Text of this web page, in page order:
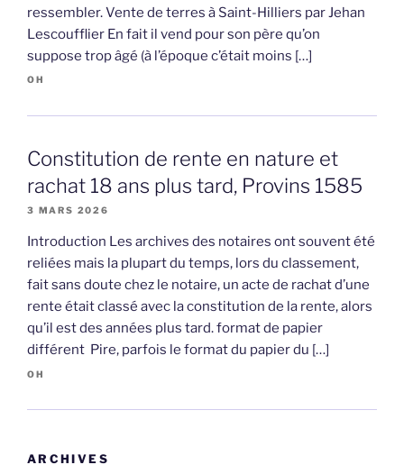
ressembler. Vente de terres à Saint-Hilliers par Jehan
Lescoufflier En fait il vend pour son père qu’on
suppose trop âgé (à l’époque c’était moins […]
OH
Constitution de rente en nature et
rachat 18 ans plus tard, Provins 1585
3 MARS 2026
Introduction Les archives des notaires ont souvent été
reliées mais la plupart du temps, lors du classement,
fait sans doute chez le notaire, un acte de rachat d’une
rente était classé avec la constitution de la rente, alors
qu’il est des années plus tard. format de papier
différent Pire, parfois le format du papier du […]
OH
ARCHIVES